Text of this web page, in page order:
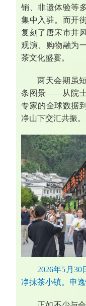
销、非遗体验等
集中入驻。而开
复刻了唐宋市井
观演、购物融为
茶文化盛宴。
两天会期虽
条图景——从院士
专家的全球数据
净山下交汇共振。
2026年5月
净抹茶小镇。申